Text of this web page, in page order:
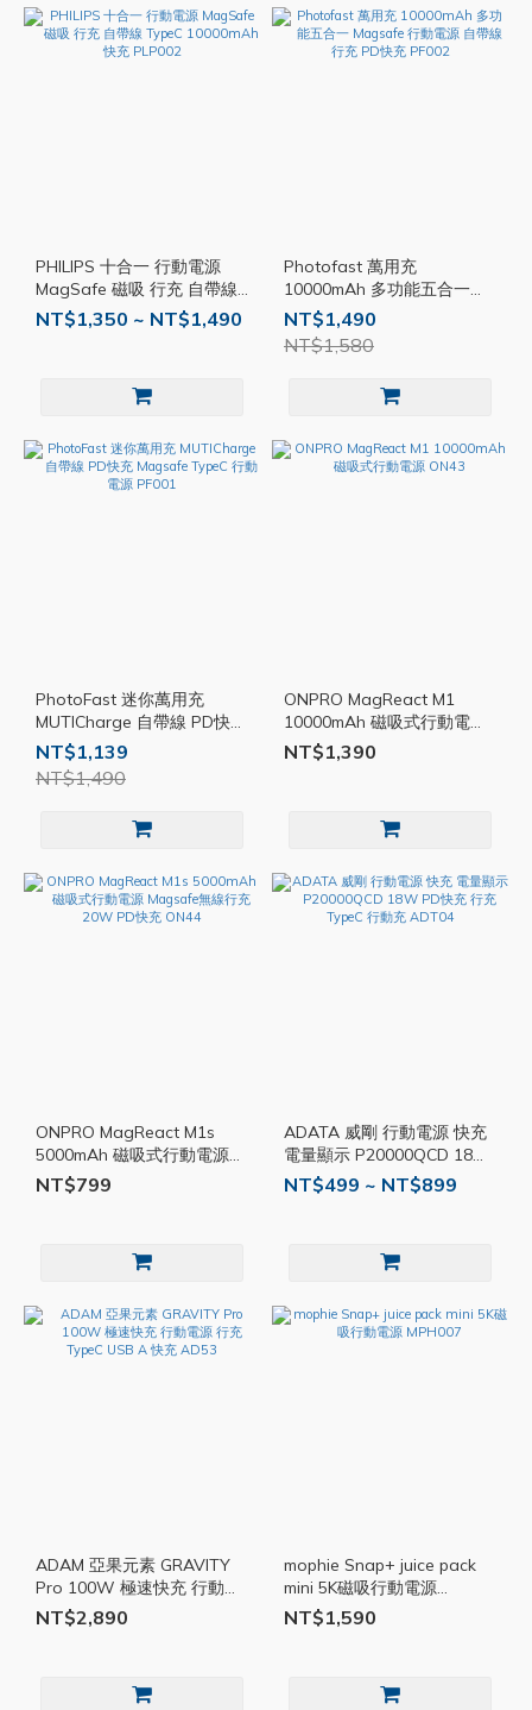
PHILIPS 十合一 行動電源
MagSafe 磁吸 行充 自帶線
TypeC 10000mAh 快充
PLP002
NT$1,350 ~ NT$1,490
Photofast 萬用充
10000mAh 多功能五合一
Magsafe 行動電源 自帶線
行充 PD快充 PF002
NT$1,490
NT$1,580
PhotoFast 迷你萬用充
MUTICharge 自帶線 PD快充
Magsafe TypeC 行動電源
PF001
NT$1,139
NT$1,490
ONPRO MagReact M1
10000mAh 磁吸式行動電源
ON43
NT$1,390
ONPRO MagReact M1s
5000mAh 磁吸式行動電源
Magsafe無線行充 20W PD
快充 ON44
NT$799
ADATA 威剛 行動電源 快充
電量顯示 P20000QCD 18W
PD快充 行充 TypeC 行動充
ADT04
NT$499 ~ NT$899
ADAM 亞果元素 GRAVITY
Pro 100W 極速快充 行動電
源 行充 TypeC USB A 快充
AD53
NT$2,890
mophie Snap+ juice pack
mini 5K磁吸行動電源
MPH007
NT$1,590